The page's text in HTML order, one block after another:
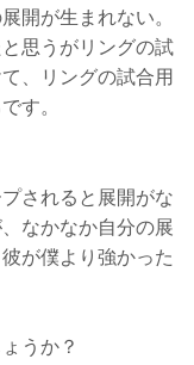
開が生まれない。
思うがリングの試
、リングの試合用
す。
されると展開がな
なかなか自分の展
が僕より強かった
うか？